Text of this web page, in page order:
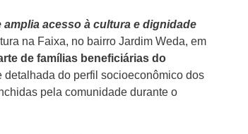
acesso à cultura e dignidade
na Faixa, no bairro Jardim Weda, em
de famílias beneficiárias do
detalhada do perfil socioeconômico dos
pela comunidade durante o